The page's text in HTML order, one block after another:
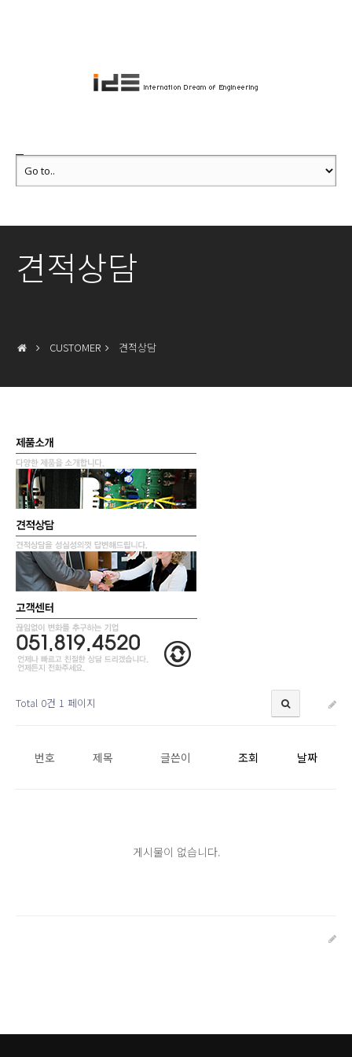
견적상담
CUSTOMER 견적상담
Total 0건 1 페이지
번호 제목 글쓴이 조회 날짜
게시물이 없습니다.